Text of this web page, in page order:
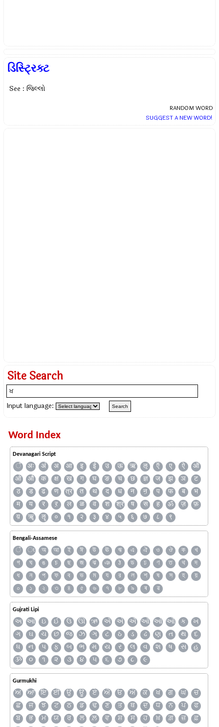
ડિસ્ટ્રિક્ટ
See : જિલ્લો
RANDOM WORD
SUGGEST A NEW WORD!
Site Search
Input language:
Word Index
Devanagari Script
ँ अः अं अ आ इ ई उ ऊ ऋ ऌ ऍ ए ऐ
ऑ
ओ
औ क क्ष ख ग घ ङ च छ ज्ञ ज झ ञ
ट
ठ
ड ढ ण त्र त थ द ध न ऩ प फ ब
भ
म
य र ऱ ल ळ व श श्र ष स ह ॐ ज़
फ़
य़
ॠ ॡ ० १ २ ३ ४ ५ ६ ७ ८ ९
Bengali-Assamese
ঁ ং অ আ ই ঈ উ ঊ ঋ এ ঐ ও ঔ ক
খ
গ
ঘ ঙ চ ছ জ ঝ ঞ ঠ ড ঢ ণ ত থ
দ
ধ
ন প ফ ব ভ ম য র ল শ ষ স হ
য়
০
১ ২ ৩ ৪ ৫ ৬ ৭ ৮ ৯ ৰ ৱ
Gujrati Lipi
અ આ ઇ ઈ ઉ ઊ ઋ ઍ એ ઐ ઑ ઓ ઔ ક
ખ
ગ
ઘ ચ છ જ ઝ ઞ ટ ઠ ડ ઢ ણ ત થ
દ
ધ
ન પ ફ બ ભ મ ય ર લ વ શ ષ સ
હ
ૐ
૦ ૧ ૨ ૩ ૪ ૫ ૬ ૭ ૮ ૯
Gurmukhi
ਅ ਆ ਇ ਈ ਉ ਊ ਏ ਐ ਓ ਔ ਕ ਖ ਗ ਘ
ਚ
ਛ
ਜ ਝ ਟ ਠ ਡ ਢ ਣ ਤ ਥ ਦ ਧ ਨ ਪ
ਫ
ਬ
ਭ ਮ ਯ ਰ ਲ ਲ਼ ਵ ਸ਼ ਸ ਹ ਖ਼ ਗ਼ ਜ਼
ਫ਼